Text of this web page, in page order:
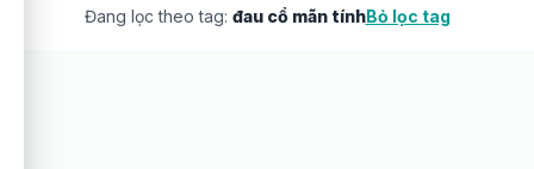
Đang lọc theo tag: đau cổ mãn tínhBỏ lọc tag